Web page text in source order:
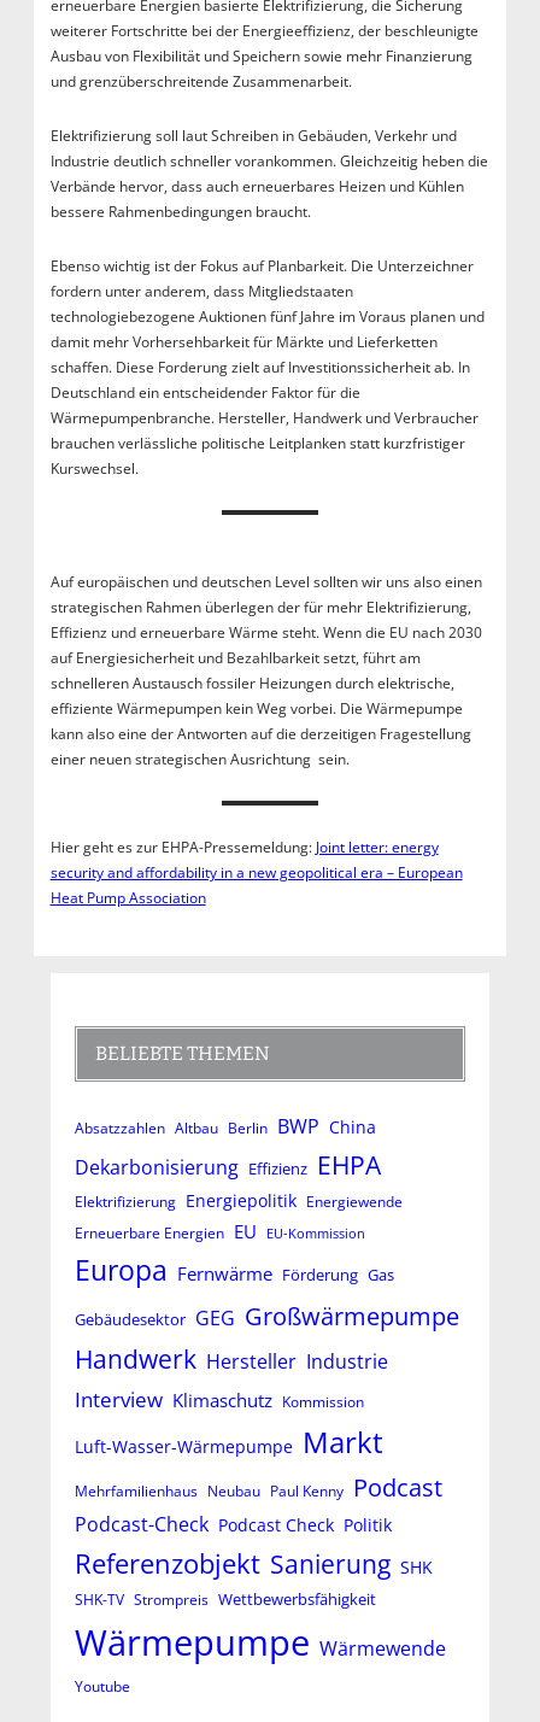
erneuerbare Energien basierte Elektrifizierung, die Sicherung
weiterer Fortschritte bei der Energieeffizienz, der beschleunigte
Ausbau von Flexibilität und Speichern sowie mehr Finanzierung
und grenzüberschreitende Zusammenarbeit.
Elektrifizierung soll laut Schreiben in Gebäuden, Verkehr und
Industrie deutlich schneller vorankommen. Gleichzeitig heben die
Verbände hervor, dass auch erneuerbares Heizen und Kühlen
bessere Rahmenbedingungen braucht.
Ebenso wichtig ist der Fokus auf Planbarkeit. Die Unterzeichner
fordern unter anderem, dass Mitgliedstaaten
technologiebezogene Auktionen fünf Jahre im Voraus planen und
damit mehr Vorhersehbarkeit für Märkte und Lieferketten
schaffen. Diese Forderung zielt auf Investitionssicherheit ab. In
Deutschland ein entscheidender Faktor für die
Wärmepumpenbranche. Hersteller, Handwerk und Verbraucher
brauchen verlässliche politische Leitplanken statt kurzfristiger
Kurswechsel.
Auf europäischen und deutschen Level sollten wir uns also einen
strategischen Rahmen überlegen der für mehr Elektrifizierung,
Effizienz und erneuerbare Wärme steht. Wenn die EU nach 2030
auf Energiesicherheit und Bezahlbarkeit setzt, führt am
schnelleren Austausch fossiler Heizungen durch elektrische,
effiziente Wärmepumpen kein Weg vorbei. Die Wärmepumpe
kann also eine der Antworten auf die derzeitigen Fragestellung
einer neuen strategischen Ausrichtung sein.
Hier geht es zur EHPA-Pressemeldung: Joint letter: energy
security and affordability in a new geopolitical era – European
Heat Pump Association
BELIEBTE THEMEN
Absatzzahlen Altbau Berlin BWP China
Dekarbonisierung Effizienz EHPA
Elektrifizierung Energiepolitik Energiewende
Erneuerbare Energien EU EU-Kommission
Europa Fernwärme Förderung Gas
Gebäudesektor GEG Großwärmepumpe
Handwerk Hersteller Industrie
Interview Klimaschutz Kommission
Luft-Wasser-Wärmepumpe Markt
Mehrfamilienhaus Neubau Paul Kenny Podcast
Podcast-Check Podcast Check Politik
Referenzobjekt Sanierung SHK
SHK-TV Strompreis Wettbewerbsfähigkeit
Wärmepumpe Wärmewende
Youtube